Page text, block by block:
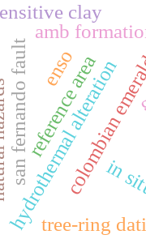
colombian
hydrothermal alteration
san fernando fault
amb
reference area
in
tree-ring
enso
clay